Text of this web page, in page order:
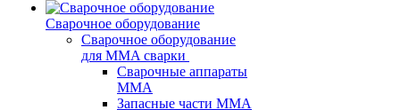
Сварочное оборудование
Сварочное оборудование
для MMA сварки
Сварочные аппараты
MMA
Запасные части MMA